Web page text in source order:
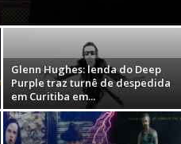
Glenn Hughes: lenda do Deep
Purple traz turnê de despedida
em Curitiba em...